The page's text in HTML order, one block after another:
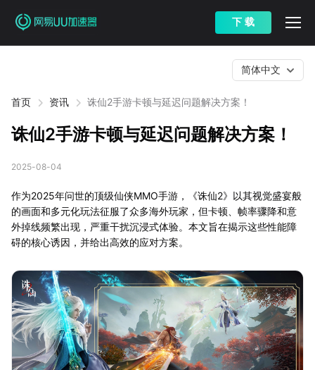
下 载
首页 资讯 诛仙2手游卡顿与延迟问题解决方案！
简体中文
诛仙2手游卡顿与延迟问题解决方案！
2025-08-04
作为2025年问世的顶级仙侠MMO手游，《诛仙2》以其视觉盛宴般
的画面和多元化玩法征服了众多海外玩家，但卡顿、帧率骤降和意
外掉线频繁出现，严重干扰沉浸式体验。本文旨在揭示这些性能障
碍的核心诱因，并给出高效的应对方案。